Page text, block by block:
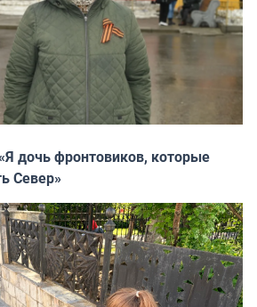
дочь фронтовиков, которые
Север»